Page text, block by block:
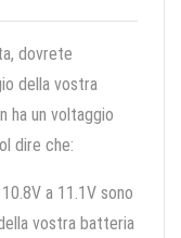
dovrete
della vostra
ha un voltaggio
dire che:
a 11.1V sono
vostra batteria